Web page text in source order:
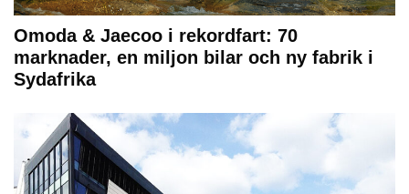
Omoda & Jaecoo i rekordfart: 70
marknader, en miljon bilar och ny fabrik i
Sydafrika